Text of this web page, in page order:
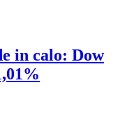
in calo: Dow